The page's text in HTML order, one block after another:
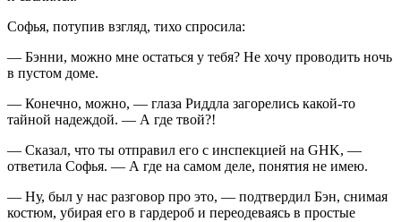
Софья, потупив взгляд, тихо спросила:
— Бэнни, можно мне остаться у тебя? Не хочу проводить ночь
в пустом доме.
— Конечно, можно, — глаза Риддла загорелись какой-то
тайной надеждой. — А где твой?!
— Сказал, что ты отправил его с инспекцией на GHK, —
ответила Софья. — А где на самом деле, понятия не имею.
— Ну, был у нас разговор про это, — подтвердил Бэн, снимая
костюм, убирая его в гардероб и переодеваясь в простые